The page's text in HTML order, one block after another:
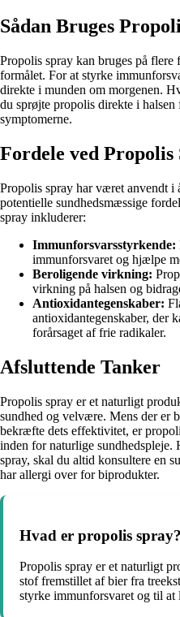
Sådan Bruges
Propolis spray kan bruges på
formålet. For at styrke
direkte i munden om morgenen.
du sprøjte propolis direkte i
symptomerne.
Fordele ved Propolis
Propolis spray har været anvendt i
potentielle sundhedsmæssige
spray inkluderer:
Immunforsvarsstyrkende:
immunforsvaret og hjælpe
Beroligende virkning:
virkning på halsen og
Antioxidantegenskaber:
antioxidantegenskaber, der
forårsaget af frie radikaler.
Afsluttende Tanker
Propolis spray er et naturligt
sundhed og velvære. Mens der er
bekræfte dets effektivitet, er
inden for naturlige
spray, skal du altid konsultere en
har allergi over for biprodukter.
Hvad er propolis spray?
Propolis spray er et naturligt
stof fremstillet af bier fra
styrke immunforsvaret og til